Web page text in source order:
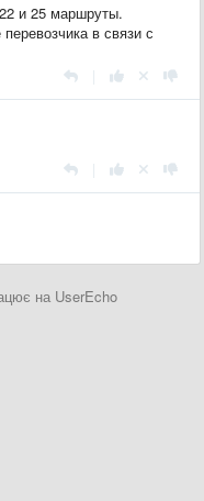
и 25 маршруты.
в связи с
на UserEcho